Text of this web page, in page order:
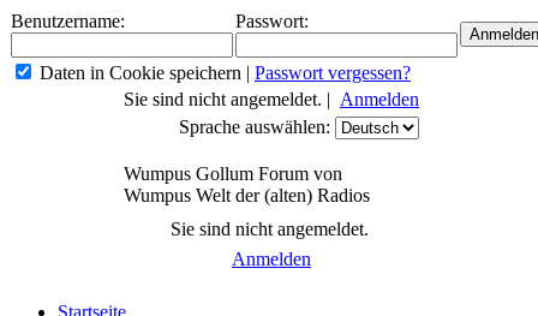
Benutzername: Passwort:
Daten in Cookie speichern | Passwort vergessen?
Sie sind nicht angemeldet. | Anmelden
Sprache auswählen:
Wumpus Gollum Forum von
Wumpus Welt der (alten) Radios
Sie sind nicht angemeldet.
Anmelden
Startseite